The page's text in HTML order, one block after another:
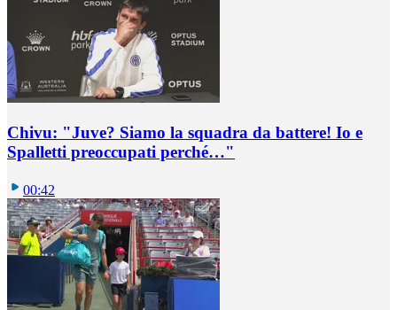
Chivu: "Juve? Siamo la squadra da battere! Io e
Spalletti preoccupati perché…"
00:42